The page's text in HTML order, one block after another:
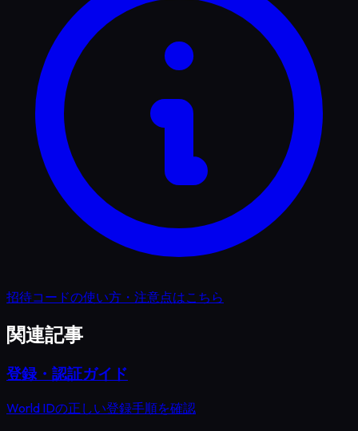
招待コードの使い方・注意点はこちら
関連記事
登録・認証ガイド
World IDの正しい登録手順を確認